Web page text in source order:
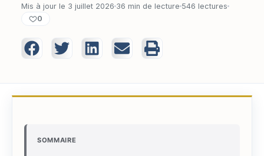
Mis à jour le 3 juillet 2026 36 min de lecture 546 lectures
0
SOMMAIRE